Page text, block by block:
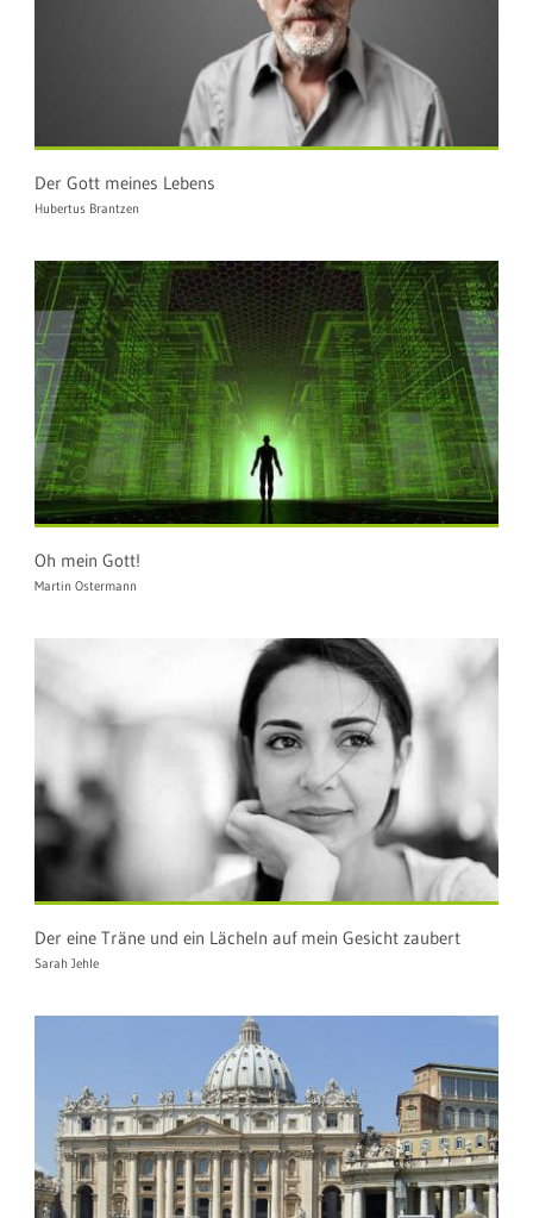
Der Gott meines Lebens
Hubertus Brantzen
Oh mein Gott!
Martin Ostermann
Der eine Träne und ein Lächeln auf mein Gesicht zaubert
Sarah Jehle